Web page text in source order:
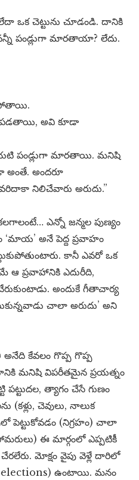
ఒక చెట్టును చూడండి. దానికి
పండ్లుగా మారతాయా? లేదు.
అవి కూడా
పండ్లుగా మారతాయి. మనిషి
అంతే. అందరూ
నిలిచేవారు అరుదు.”
ఎన్నో జన్మల పుణ్యం
‘మాయ’ అనే పెద్ద ప్రవాహం
కానీ ఎవరో ఒక
ఆ ప్రవాహానికి ఎదురీది,
అందుకే గీతాచార్య
చాలా అరుదు’ అని
కేవలం గొప్ప గొప్ప
మనిషి విపరీతమైన ప్రయత్నం
పట్టుదల, త్యాగం చేసే గుణం
చెవులు, నాలుక
పెట్టుకోవడం (నిగ్రహం) చాలా
ఈ మార్గంలో ఎప్పటికీ
మోక్షం వైపు వెళ్లే దారిలో
Selections) ఉంటాయి. మనం